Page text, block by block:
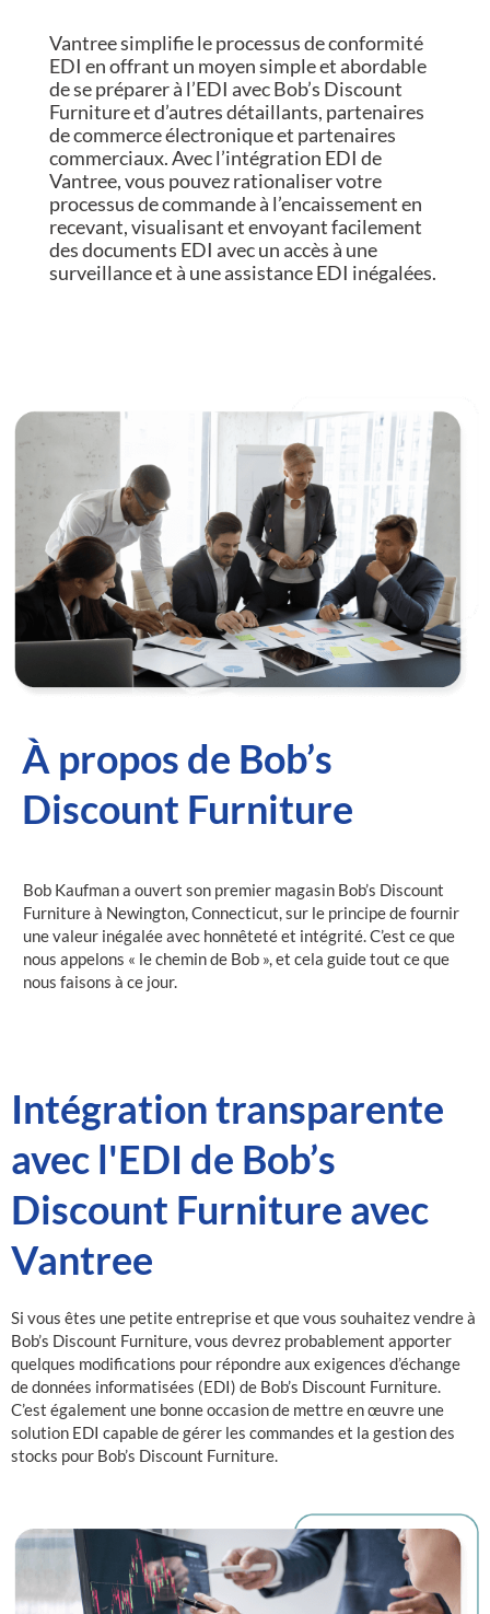
Vantree simplifie le processus de conformité
EDI en offrant un moyen simple et abordable
de se préparer à l’EDI avec Bob’s Discount
Furniture et d’autres détaillants, partenaires
de commerce électronique et partenaires
commerciaux. Avec l’intégration EDI de
Vantree, vous pouvez rationaliser votre
processus de commande à l’encaissement en
recevant, visualisant et envoyant facilement
des documents EDI avec un accès à une
surveillance et à une assistance EDI inégalées.
À propos de Bob’s
Discount Furniture
Bob Kaufman a ouvert son premier magasin Bob’s Discount
Furniture à Newington, Connecticut, sur le principe de fournir
une valeur inégalée avec honnêteté et intégrité. C’est ce que
nous appelons « le chemin de Bob », et cela guide tout ce que
nous faisons à ce jour.
Intégration transparente
avec l'EDI de Bob’s
Discount Furniture avec
Vantree
Si vous êtes une petite entreprise et que vous souhaitez vendre à
Bob’s Discount Furniture, vous devrez probablement apporter
quelques modifications pour répondre aux exigences d’échange
de données informatisées (EDI) de Bob’s Discount Furniture.
C’est également une bonne occasion de mettre en œuvre une
solution EDI capable de gérer les commandes et la gestion des
stocks pour Bob’s Discount Furniture.